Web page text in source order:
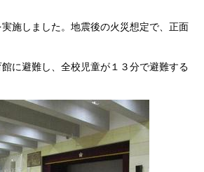
施しました。地震後の火災想定で、正面
に避難し、全校児童が１３分で避難する